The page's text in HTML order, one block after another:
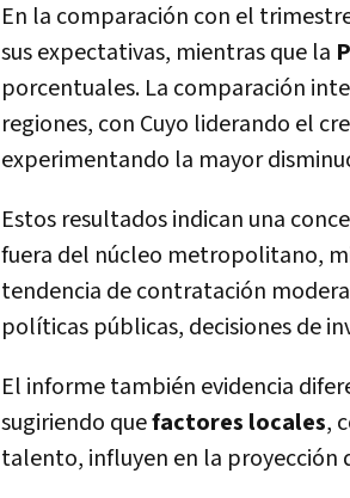
En la comparación con el
sus expectativas, mientras que la
porcentuales. La comparación
regiones, con Cuyo liderando el
experimentando la mayor
Estos resultados indican una
fuera del núcleo metropolitano,
tendencia de contratación
políticas públicas, decisiones de
El informe también evidencia
sugiriendo quefactores locales,
talento, influyen en la proyección